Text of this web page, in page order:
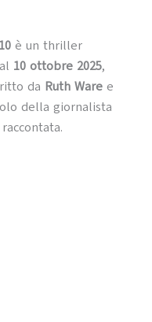
è un thriller
10 ottobre 2025,
da Ruth Waree
della giornalista